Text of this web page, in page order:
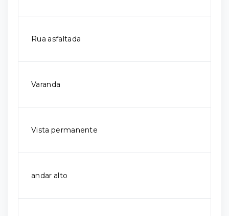
Rua asfaltada
Varanda
Vista permanente
andar alto